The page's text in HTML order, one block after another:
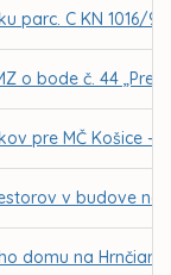
parc. C KN 1016/9
o bode č. 44
pre MČ Košice -
v budove na
domu na